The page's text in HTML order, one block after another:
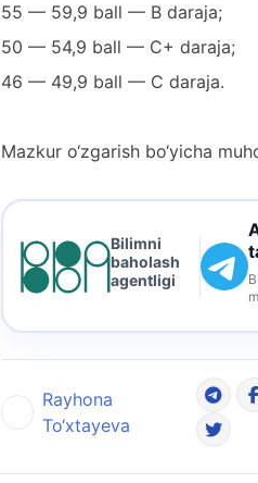
55 — 59,9 ball — B daraja;
50 — 54,9 ball — C+ daraja;
46 — 49,9 ball — C daraja.
Mazkur o‘zgarish bo‘yicha
Bilimni
baholash
agentligi
Rayhona
To‘xtayeva